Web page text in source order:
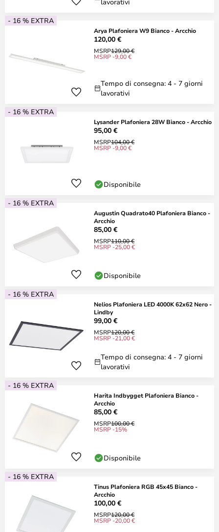
- 16 % EXTRA
Arya Plafoniera W9 Bianco - Arcchio
120,00 €
MSRP129,00 €
MSRP -9,00 €
Tempo di consegna: 4 - 7 giorni
lavorativi
- 16 % EXTRA
Lysander Plafoniera 28W Bianco - Arcchio
95,00 €
MSRP104,00 €
MSRP -9,00 €
Disponibile
- 16 % EXTRA
Augustin Quadrato40 Plafoniera Bianco -
Arcchio
85,00 €
MSRP110,00 €
MSRP -25,00 €
Disponibile
- 16 % EXTRA
Nelios Plafoniera LED 4000K 62x62 Nero -
Lindby
99,00 €
MSRP120,00 €
MSRP -21,00 €
Tempo di consegna: 4 - 7 giorni
lavorativi
- 16 % EXTRA
Harita Indbygget Plafoniera Bianco -
Arcchio
85,00 €
MSRP100,00 €
MSRP -15%
Disponibile
- 16 % EXTRA
Tinus Plafoniera RGB 45x45 Bianco -
Arcchio
100,00 €
MSRP120,00 €
MSRP -20,00 €